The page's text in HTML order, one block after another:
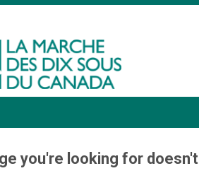
you're looking for